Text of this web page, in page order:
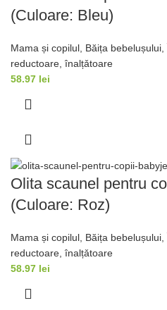
(Culoare: Bleu)
Mama și copilul Băița bebelușului
reductoare, înalțǎtoare
58.97 lei
Olita scaunel pentru
(Culoare: Roz)
Mama și copilul, Băița bebelușului,
reductoare, înalțǎtoare
58.97 lei